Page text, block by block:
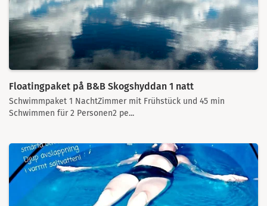
Floatingpaket på B&B Skogshyddan 1 natt
Schwimmpaket 1 NachtZimmer mit Frühstück und 45 min
Schwimmen für 2 Personen2 pe...